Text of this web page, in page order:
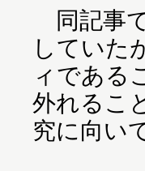
同記事
していた
ィである
外れるこ
究に向い